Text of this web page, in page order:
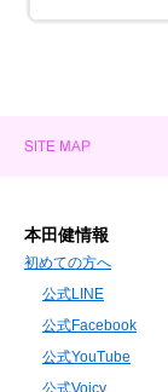
本田健情報
初めての方へ
公式LINE
公式Facebook
公式YouTube
公式Voicy